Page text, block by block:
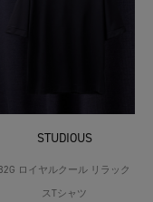
STUDIOUS
ロイヤルクール リラック
スTシャツ